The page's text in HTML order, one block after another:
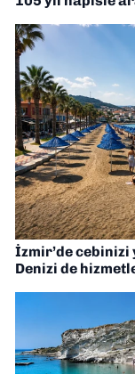
İzmir’de
Denizi de